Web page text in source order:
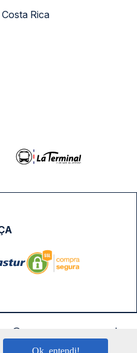
La terminal Costa Rica